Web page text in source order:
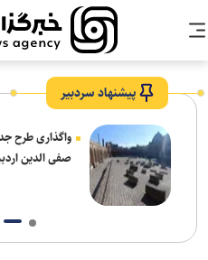
پیشنهاد سردبیر
واگذاری طرح
صفی الدین